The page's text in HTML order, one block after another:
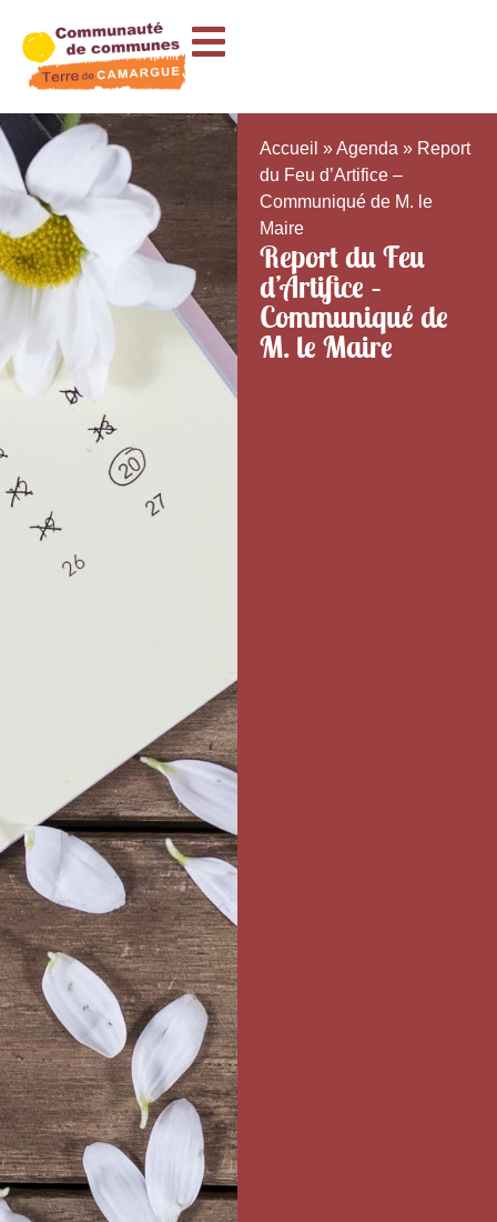
Accueil »Agenda » Report
du Feu d’Artifice –
Communiqué de M. le
Maire
Report du Feu
d’Artifice –
Communiqué de
M. le Maire